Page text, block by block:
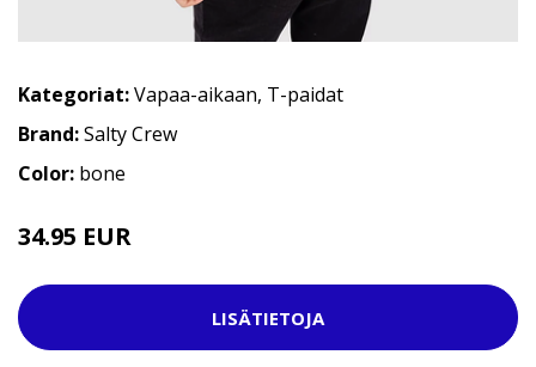
Kategoriat:Vapaa-aikaan, T-paidat
Brand:Salty Crew
Color: bone
34.95 EUR
LISÄTIETOJA